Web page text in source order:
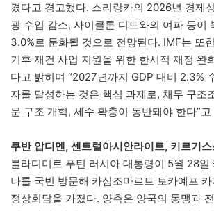
켰다고 경고했다. 스리랑카의 2026년 경제
광 수입 감소, 사이클론 디트와의 여파 등이
3.0%로 둔화될 것으로 전망된다. IMF는 또
기후 재건 사업 지원을 위한 한시적 재정 완
다고 밝히며 “2027년까지 GDP 대비 2.3%
자를 달성하는 것은 핵심 과제로, 채무 구조
문 구조 개혁, 세수 확충이 동반돼야 한다”
쿠반 압디멘, 센트럴아시안라이트, 키르기
블라디미르 푸틴 러시아 대통령이 5월 28일
나를 국빈 방문해 카심조마르트 토카예프
정상회담을 가졌다. 양측은 양국의 동맹과